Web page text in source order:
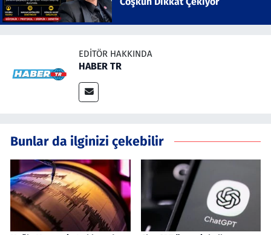
EDITÖR HAKKINDA
HABER TR
Bunlar da ilginizi çekebilir